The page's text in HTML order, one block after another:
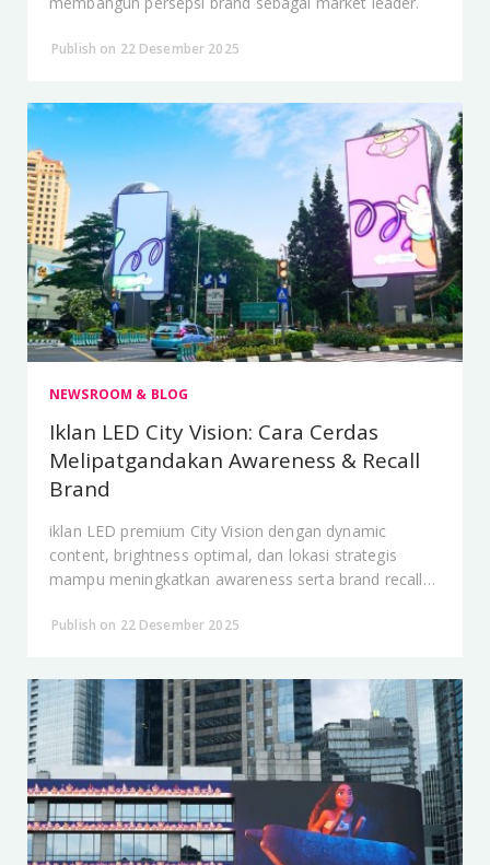
Publish on 22 Desember 2025
NEWSROOM & BLOG
Iklan LED City Vision: Cara Cerdas
Melipatgandakan Awareness & Recall
Brand
iklan LED premium City Vision dengan dynamic
content, brightness optimal, dan lokasi strategis
mampu meningkatkan awareness serta brand recall
Publish on 22 Desember 2025